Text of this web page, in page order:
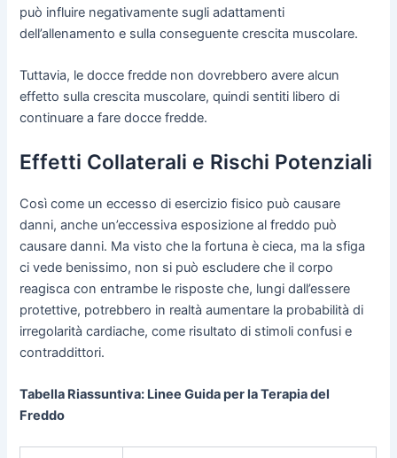
può influire negativamente sugli adattamenti
dell’allenamento e sulla conseguente crescita muscolare.
Tuttavia, le docce fredde non dovrebbero avere alcun
effetto sulla crescita muscolare, quindi sentiti libero di
continuare a fare docce fredde.
Effetti Collaterali e Rischi Potenziali
Così come un eccesso di esercizio fisico può causare
danni, anche un’eccessiva esposizione al freddo può
causare danni. Ma visto che la fortuna è cieca, ma la sfiga
ci vede benissimo, non si può escludere che il corpo
reagisca con entrambe le risposte che, lungi dall’essere
protettive, potrebbero in realtà aumentare la probabilità di
irregolarità cardiache, come risultato di stimoli confusi e
contraddittori.
Tabella Riassuntiva: Linee Guida per la Terapia del
Freddo